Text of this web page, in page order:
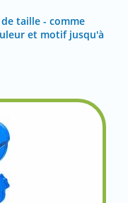
de taille - comme
et motif jusqu'à